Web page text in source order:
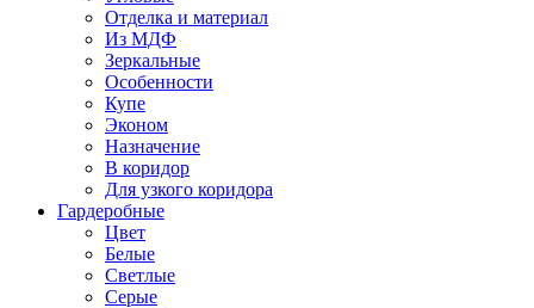
Отделка и материал
Из МДФ
Зеркальные
Особенности
Купе
Эконом
Назначение
В коридор
Для узкого коридора
Гардеробные
Цвет
Белые
Светлые
Серые